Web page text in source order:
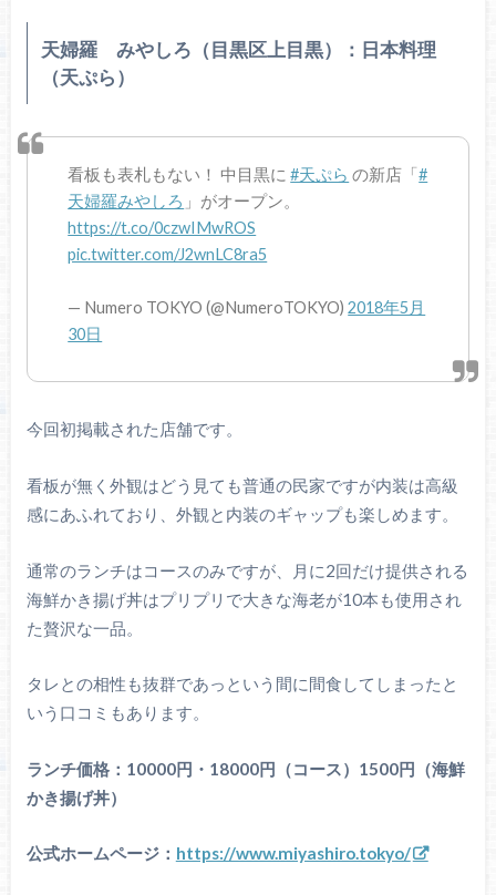
天婦羅 みやしろ（目黒区上目黒）：日本料理
（天ぷら）
看板も表札もない！ 中目黒に#天ぷら の新店「#
天婦羅みやしろ 」がオープン。
https://t.co/0czwIMwROS
pic.twitter.com/J2wnLC8ra5
— Numero TOKYO (@NumeroTOKYO)2018年5月
30日
今回初掲載された店舗です。
看板が無く外観はどう見ても普通の民家ですが内装は高級
感にあふれており、外観と内装のギャップも楽しめます。
通常のランチはコースのみですが、月に2回だけ提供される
海鮮かき揚げ丼はプリプリで大きな海老が10本も使用され
た贅沢な一品。
タレとの相性も抜群であっという間に間食してしまったと
いう口コミもあります。
ランチ価格：10000円・18000円（コース）1500円（海鮮
かき揚げ丼）
公式ホームページ： https://www.miyashiro.tokyo/